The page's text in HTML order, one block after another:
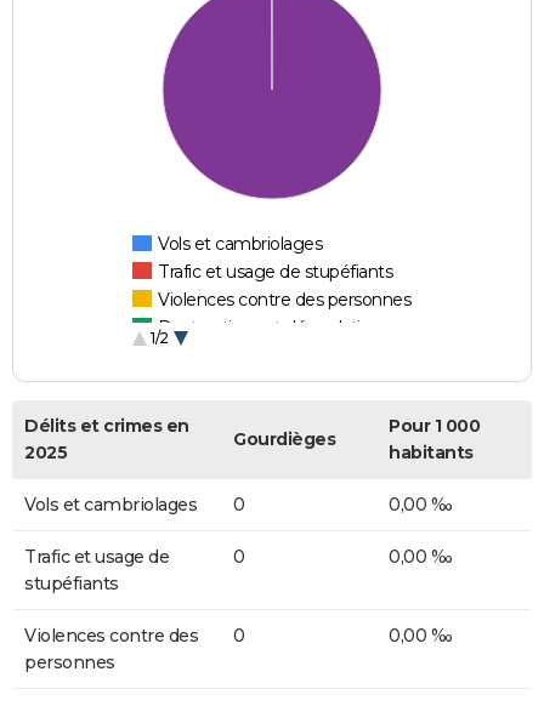
Vols et cambriolages
Trafic et usage de stupéfiants
Violences contre des personnes
Destructions et dégradations
1/2
Délits et crimes en
2025
Gourdièges
Pour 1 000
habitants
Vols et cambriolages 0 0,00 ‰
Trafic et usage de
stupéfiants
0 0,00 ‰
Violences contre des
personnes
0 0,00 ‰